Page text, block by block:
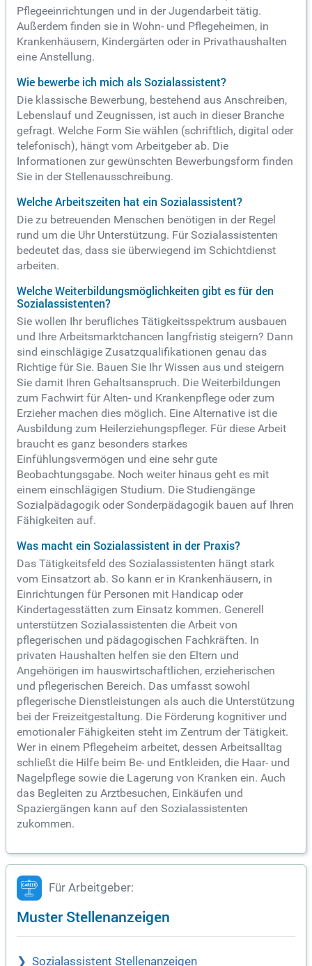
Pflegeeinrichtungen und in der Jugendarbeit tätig.
Außerdem finden sie in Wohn- und Pflegeheimen, in
Krankenhäusern, Kindergärten oder in Privathaushalten
eine Anstellung.
Wie bewerbe ich mich als Sozialassistent?
Die klassische Bewerbung, bestehend aus Anschreiben,
Lebenslauf und Zeugnissen, ist auch in dieser Branche
gefragt. Welche Form Sie wählen (schriftlich, digital oder
telefonisch), hängt vom Arbeitgeber ab. Die
Informationen zur gewünschten Bewerbungsform finden
Sie in der Stellenausschreibung.
Welche Arbeitszeiten hat ein Sozialassistent?
Die zu betreuenden Menschen benötigen in der Regel
rund um die Uhr Unterstützung. Für Sozialassistenten
bedeutet das, dass sie überwiegend im Schichtdienst
arbeiten.
Welche Weiterbildungsmöglichkeiten gibt es für den
Sozialassistenten?
Sie wollen Ihr berufliches Tätigkeitsspektrum ausbauen
und Ihre Arbeitsmarktchancen langfristig steigern? Dann
sind einschlägige Zusatzqualifikationen genau das
Richtige für Sie. Bauen Sie Ihr Wissen aus und steigern
Sie damit Ihren Gehaltsanspruch. Die Weiterbildungen
zum Fachwirt für Alten- und Krankenpflege oder zum
Erzieher machen dies möglich. Eine Alternative ist die
Ausbildung zum Heilerziehungspfleger. Für diese Arbeit
braucht es ganz besonders starkes
Einfühlungsvermögen und eine sehr gute
Beobachtungsgabe. Noch weiter hinaus geht es mit
einem einschlägigen Studium. Die Studiengänge
Sozialpädagogik oder Sonderpädagogik bauen auf Ihren
Fähigkeiten auf.
Was macht ein Sozialassistent in der Praxis?
Das Tätigkeitsfeld des Sozialassistenten hängt stark
vom Einsatzort ab. So kann er in Krankenhäusern, in
Einrichtungen für Personen mit Handicap oder
Kindertagesstätten zum Einsatz kommen. Generell
unterstützen Sozialassistenten die Arbeit von
pflegerischen und pädagogischen Fachkräften. In
privaten Haushalten helfen sie den Eltern und
Angehörigen im hauswirtschaftlichen, erzieherischen
und pflegerischen Bereich. Das umfasst sowohl
pflegerische Dienstleistungen als auch die Unterstützung
bei der Freizeitgestaltung. Die Förderung kognitiver und
emotionaler Fähigkeiten steht im Zentrum der Tätigkeit.
Wer in einem Pflegeheim arbeitet, dessen Arbeitsalltag
schließt die Hilfe beim Be- und Entkleiden, die Haar- und
Nagelpflege sowie die Lagerung von Kranken ein. Auch
das Begleiten zu Arztbesuchen, Einkäufen und
Spaziergängen kann auf den Sozialassistenten
zukommen.
Für Arbeitgeber:
Muster Stellenanzeigen
Sozialassistent Stellenanzeigen